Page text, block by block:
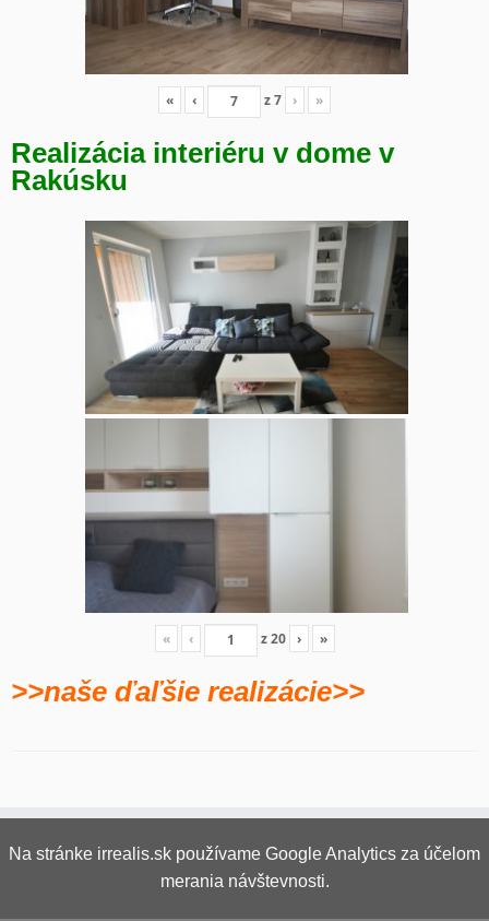
« ‹ z7 › »
Realizácia interiéru v dome v
Rakúsku
« ‹ z20 › »
>>naše ďaľšie realizácie>>
Na stránke irrealis.sk používame Google Analytics za účelom
merania návštevnosti.